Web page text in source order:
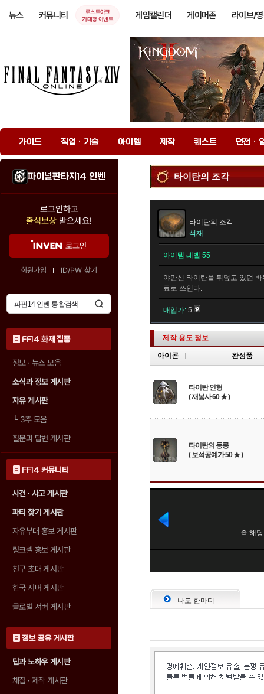
뉴스 커뮤니티
로스트아크
기대평 이벤트
게임캘린더 게이머존 라이브/
가이드 직업 · 기술 아이템 제작 퀘스트 던전 ·
파이널판타지14 인벤
로그인하고
출석보상 받으세요!
로그인
회원가입 ID/PW 찾기
FF14 화제 집중
정보 · 뉴스 모음
소식과 정보 게시판
자유 게시판
└3추 모음
질문과 답변 게시판
FF14 커뮤니티
사건 · 사고 게시판
파티 찾기 게시판
자유부대 홍보 게시판
링크셸 홍보 게시판
친구 초대 게시판
한국 서버 게시판
글로벌 서버 게시판
정보 공유 게시판
팁과 노하우 게시판
채집 · 제작 게시판
타이탄의 조각
타이탄의 조각
석재
아이템 레벨 55
야만신 타이탄을 뒤덮고 있던
료로 쓰인다.
매입가: 5
제작 용도 정보
아이콘 완성품
타이탄 인형
( 재봉사 60 ★ )
타이탄의 등롱
( 보석공예가 50 ★ )
나도 한마디